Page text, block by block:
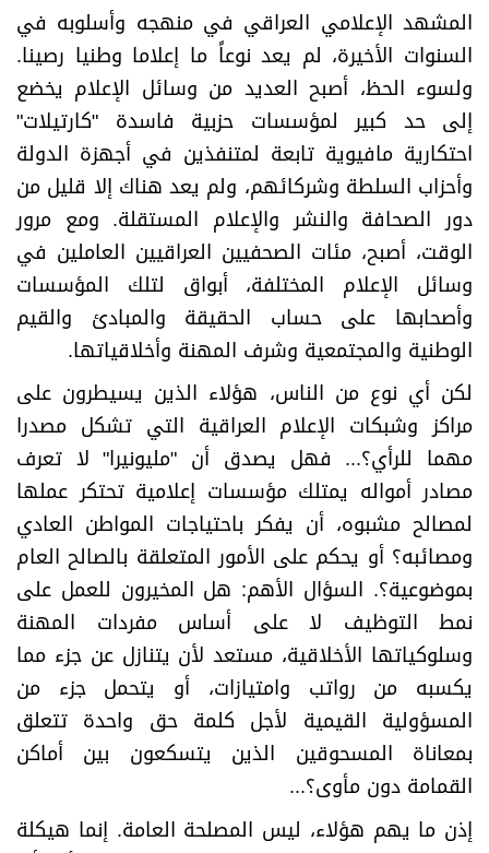
المشهد الإعلامي العراقي في منهجه وأسلوبه في
السنوات الأخيرة، لم يعد نوعاً ما إعلاما وطنيا رصينا.
ولسوء الحظ، أصبح العديد من وسائل الإعلام يخضع
إلى حد كبير لمؤسسات حزبية فاسدة "كارتيلات"
احتكارية مافيوية تابعة لمتنفذين في أجهزة الدولة
وأحزاب السلطة وشركائهم، ولم يعد هناك إلا قليل من
دور الصحافة والنشر والإعلام المستقلة. ومع مرور
الوقت، أصبح، مئات الصحفيين العراقيين العاملين في
وسائل الإعلام المختلفة، أبواق لتلك المؤسسات
وأصحابها على حساب الحقيقة والمبادئ والقيم
الوطنية والمجتمعية وشرف المهنة وأخلاقياتها.
لكن أي نوع من الناس، هؤلاء الذين يسيطرون على
مراكز وشبكات الإعلام العراقية التي تشكل مصدرا
مهما للرأي؟... فهل يصدق أن "مليونيرا" لا تعرف
مصادر أمواله يمتلك مؤسسات إعلامية تحتكر عملها
لمصالح مشبوه، أن يفكر باحتياجات المواطن العادي
ومصائبه؟ أو يحكم على الأمور المتعلقة بالصالح العام
بموضوعية؟. السؤال الأهم: هل المخيرون للعمل على
نمط التوظيف لا على أساس مفردات المهنة
وسلوكياتها الأخلاقية، مستعد لأن يتنازل عن جزء مما
يكسبه من رواتب وامتيازات، أو يتحمل جزء من
المسؤولية القيمية لأجل كلمة حق واحدة تتعلق
بمعاناة المسحوقين الذين يتسكعون بين أماكن
القمامة دون مأوى؟...
إذن ما يهم هؤلاء، ليس المصلحة العامة. إنما هيكلة